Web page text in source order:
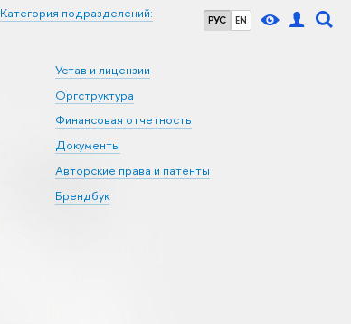
РУС EN
Категория подразделений:
Устав и лицензии
Оргструктура
Финансовая отчетность
Документы
Авторские права и патенты
Брендбук